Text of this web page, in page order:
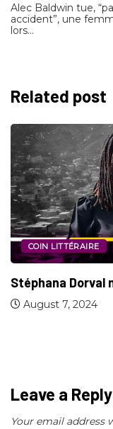
Alec Baldwin tue,
accident”, une
lors…
Related post
COIN LITTÉRAIRE
Stéphana Dorval
August 7, 2024
Leave a Reply
Your email address